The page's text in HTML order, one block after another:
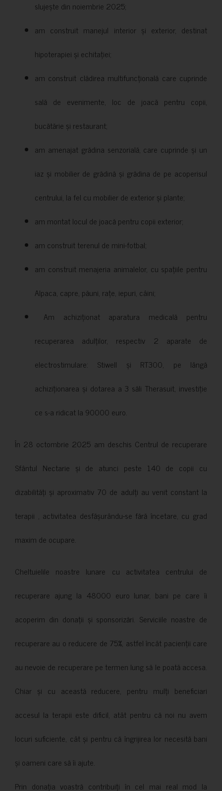
slujește din noiembrie 2025;
am construit manejul interior și exterior, destinat
hipoterapiei și echitației;
am construit clădirea multifuncțională care cuprinde
sală de evenimente, loc de joacă pentru copii,
bucătărie și restaurant;
am amenajat grădina senzorială, care cuprinde și un
iaz și mobilier de grădină și grădina de pe acoperisul
centrului, la fel cu mobilier de exterior și plante;
am montat locul de joacă pentru copii exterior;
am construit terenul de mini-fotbal;
am construit menajeria animalelor, cu spațiile pentru
Alpaca, capre, păuni, rațe, iepuri, câini;
Am achiziționat aparatura medicală pentru
recuperarea adulților, respectiv 2 aparate de
electrostimulare: Stiwell și RT300, pe lângă
achiziționarea și dotarea a 3 săli Therasuit, investiție
ce s-a ridicat la 90000 euro.
În 28 octombrie 2025 am deschis Centrul de recuperare
Sfântul Nectarie și de atunci peste 140 de copii cu
dizabilități și aproximativ 70 de adulți au venit constant la
terapii , activitatea desfășurându-se fără încetare, cu grad
maxim de ocupare.
Cheltuielile noastre lunare cu activitatea centrului de
recuperare ajung la 48000 euro lunar, bani pe care îi
acoperim din donații și sponsorizări. Serviciile noastre de
recuperare au o reducere de 75%, astfel încât pacienții care
au nevoie de recuperare pe termen lung să le poată accesa.
Chiar și cu această reducere, pentru mulți beneficiari
accesul la terapii este dificil, atât pentru că noi nu avem
locuri suficiente, cât și pentru că îngrijirea lor necesită bani
și oameni care să îi ajute.
Prin donația voastră contribuiți în cel mai real mod la